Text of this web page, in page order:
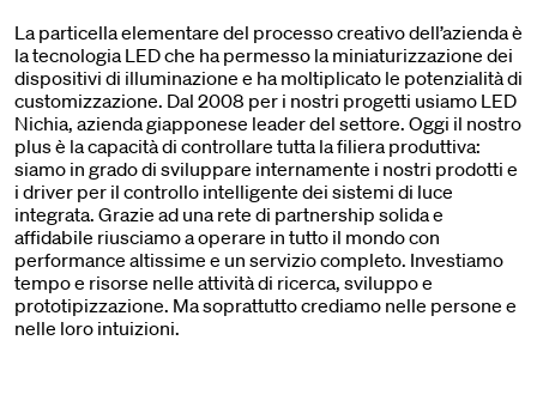
La particella elementare del processo creativo dell’azienda è
la tecnologia LED che ha permesso la miniaturizzazione dei
dispositivi di illuminazione e ha moltiplicato le potenzialità di
customizzazione. Dal 2008 per i nostri progetti usiamo LED
Nichia, azienda giapponese leader del settore. Oggi il nostro
plus è la capacità di controllare tutta la filiera produttiva:
siamo in grado di sviluppare internamente i nostri prodotti e
i driver per il controllo intelligente dei sistemi di luce
integrata. Grazie ad una rete di partnership solida e
affidabile riusciamo a operare in tutto il mondo con
performance altissime e un servizio completo. Investiamo
tempo e risorse nelle attività di ricerca, sviluppo e
prototipizzazione. Ma soprattutto crediamo nelle persone e
nelle loro intuizioni.